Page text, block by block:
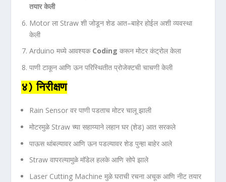
तयार केली
Motor ला Straw शी जोडून शेड आत–बाहेर होईल अशी व्यवस्था
केली
Arduino मध्ये आवश्यक Coding करून मोटर कंट्रोल केला
पाणी टाकून आणि ऊन परिस्थितीत प्रोजेक्टची चाचणी केली
४) निरीक्षण
Rain Sensor वर पाणी पडताच मोटर चालू झाली
मोटरमुळे Straw च्या सहाय्याने लहान घर (शेड) आत सरकले
पाऊस थांबल्यावर आणि ऊन पडल्यावर शेड पुन्हा बाहेर आले
Straw वापरल्यामुळे मॉडेल हलके आणि सोपे झाले
Laser Cutting Machine मुळे घराची रचना अचूक आणि नीट तयार